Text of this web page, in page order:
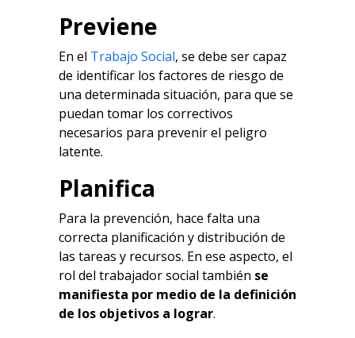
Previene
En el Trabajo Social, se debe ser capaz
de identificar los factores de riesgo de
una determinada situación, para que se
puedan tomar los correctivos
necesarios para prevenir el peligro
latente.
Planifica
Para la prevención, hace falta una
correcta planificación y distribución de
las tareas y recursos. En ese aspecto, el
rol del trabajador social también se
manifiesta por medio de la definición
de los objetivos a lograr.